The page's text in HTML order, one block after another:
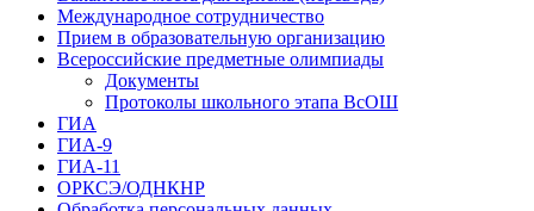
Международное сотрудничество
Прием в образовательную организацию
Всероссийские предметные олимпиады
Документы
Протоколы школьного этапа ВсОШ
ГИА
ГИА-9
ГИА-11
ОРКСЭ/ОДНКНР